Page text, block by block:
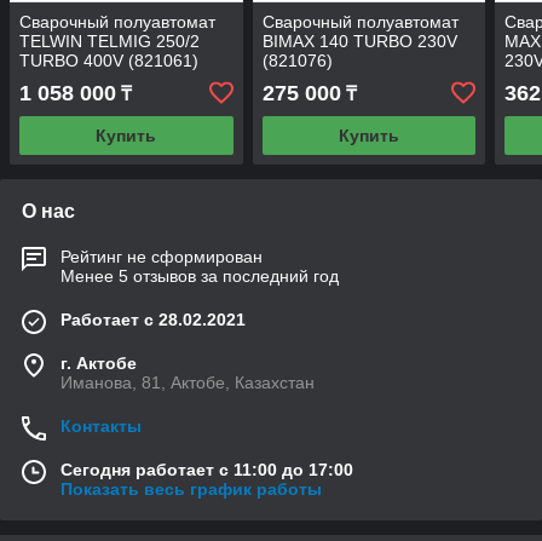
Сварочный полуавтомат
TELWIN TELMIG 250/2
TURBO 400V (821061)
1 058 000 ₸
Купить
Сварочный полуавтомат
BIMAX 140 TURBO 230V
(821076)
275 000₸
Купить
О нас
Рейтинг не сформирован
Менее 5 отзывов за последний год
Работает с 28.02.2021
г. Актобе
Иманова, 81, Актобе, Казахстан
Контакты
Сегодня работает с 11:00 до 17:00
Показать весь график работы